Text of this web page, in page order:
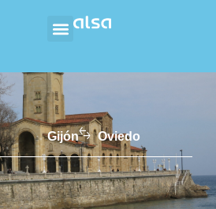
Gijón Oviedo